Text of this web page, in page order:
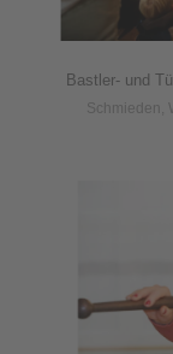
Bastler- und
Schmieden,